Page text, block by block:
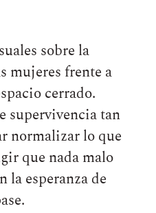
sobre la
mujeres frente a
cerrado.
supervivencia tan
normalizar lo que
que nada malo
la esperanza de